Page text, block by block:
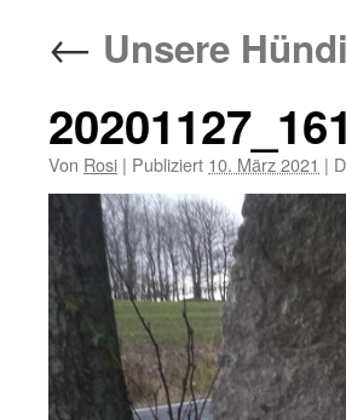
← Unsere
Von Rosi | Publiziert 10. März 2021 |